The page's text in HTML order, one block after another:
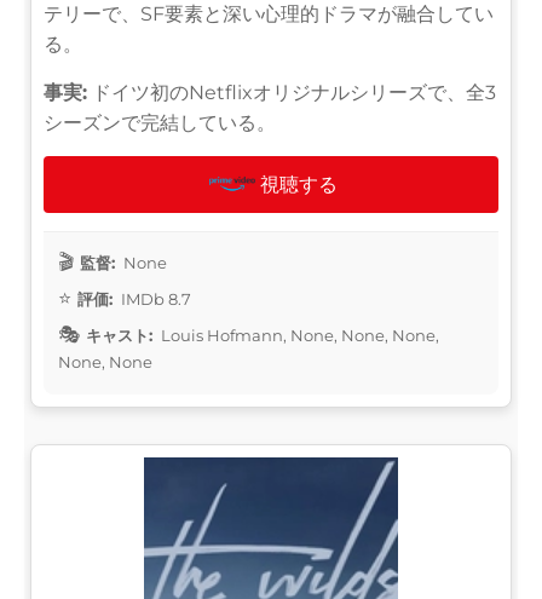
テリーで、SF要素と深い心理的ドラマが融合してい
る。
事実: ドイツ初のNetflixオリジナルシリーズで、全3
シーズンで完結している。
視聴する
監督: None
評価: IMDb 8.7
キャスト: Louis Hofmann, None, None, None,
None, None